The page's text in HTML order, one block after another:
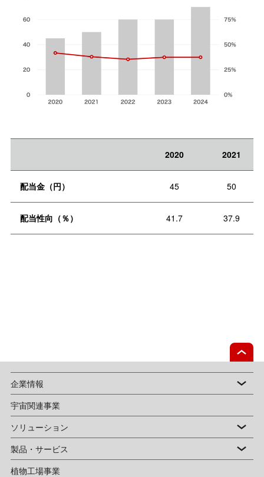
2020 2021
配当金（円） 45 50
配当性向（％） 41.7 37.9
企業情報
宇宙関連事業
ソリューション
製品・サービス
植物工場事業